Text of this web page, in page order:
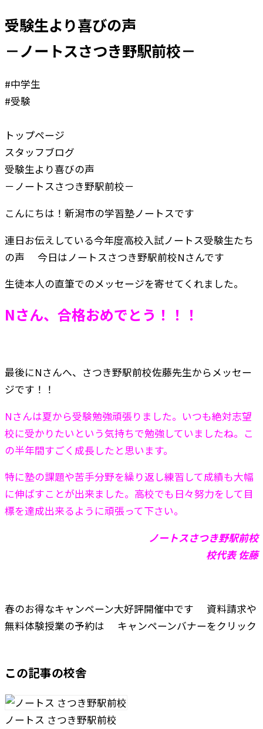
受験生より喜びの声
－ノートスさつき野駅前校－
#中学生
#受験
トップページ
スタッフブログ
受験生より喜びの声
－ノートスさつき野駅前校－
こんにちは！新潟市の学習塾ノートスです
連日お伝えしている今年度高校入試ノートス受験生たち
の声
今日はノートスさつき野駅前校Nさんです
生徒本人の直筆でのメッセージを寄せてくれました。
Nさん、合格おめでとう！！！
最後にNさんへ、さつき野駅前校佐藤先生からメッセー
ジです！！
Nさんは夏から受験勉強頑張りました。 いつも絶対志望
校に受かりたいという気持ちで勉強していましたね。こ
の半年間すごく成長したと思います。
特に塾の課題や苦手分野を繰り返し練習して成績も大幅
に伸ばすことが出来ました。高校でも日々努力をして目
標を達成出来るように頑張って下さい。
ノートスさつき野駅前校
校代表 佐藤
春のお得なキャンペーン大好評開催中です
資料請求や
無料体験授業の予約は
キャンペーンバナーをクリック
この記事の校舎
ノートス さつき野駅前校